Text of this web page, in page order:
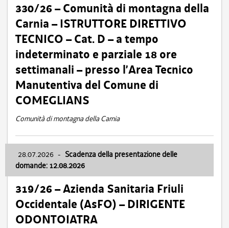
330/26 – Comunità di montagna della
Carnia – ISTRUTTORE DIRETTIVO
TECNICO – Cat. D – a tempo
indeterminato e parziale 18 ore
settimanali – presso l’Area Tecnico
Manutentiva del Comune di
COMEGLIANS
Comunità di montagna della Carnia
28.07.2026 - Scadenza della presentazione delle
domande: 12.08.2026
319/26 – Azienda Sanitaria Friuli
Occidentale (AsFO) – DIRIGENTE
ODONTOIATRA